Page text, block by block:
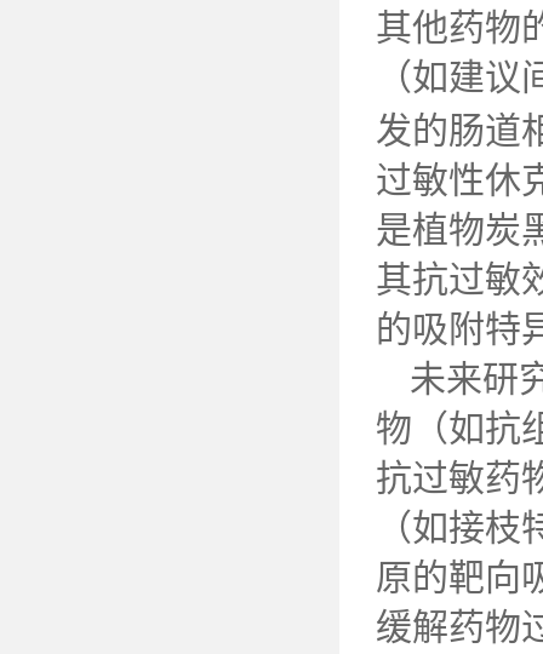
其他药物
（如建议
发的肠道
过敏性休
是植物炭
其抗过敏
的吸附特
未来研
物（如抗
抗过敏药
（如接
原的靶向
缓解药物